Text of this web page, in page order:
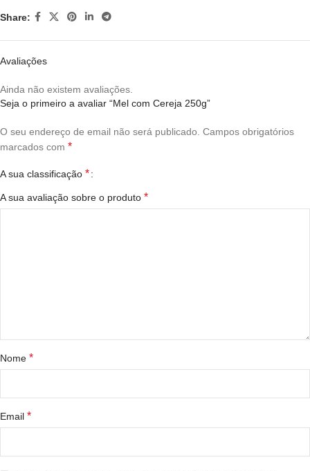
Share:
Avaliações
Ainda não existem avaliações.
Seja o primeiro a avaliar “Mel com Cereja 250g”
O seu endereço de email não será publicado. Campos obrigatórios
marcados com *
A sua classificação *
A sua avaliação sobre o produto *
Nome *
Email *